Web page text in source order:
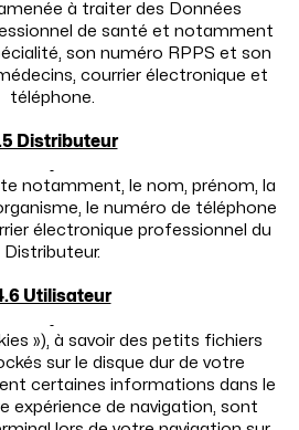
à traiter des Données
de santé et notamment
son numéro RPPS et son
courrier électronique et
téléphone.
Distributeur
notamment, le nom, prénom, la
le numéro de téléphone
électronique professionnel du
Distributeur.
Utilisateur
»), à savoir des petits fichiers
sur le disque dur de votre
certaines informations dans le
expérience de navigation, sont